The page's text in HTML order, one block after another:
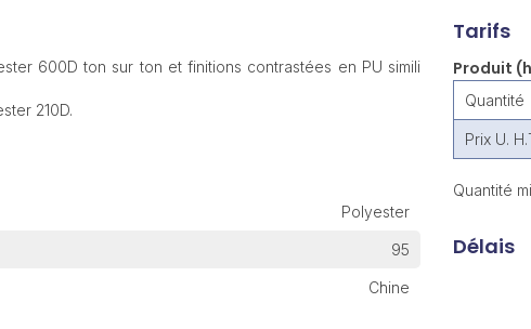
600D ton sur ton et finitions contrastées en PU simili
210D.
Polyester
95
Chine
Tarifs
Produit
Quantité
Prix U.
Quantité
Délais